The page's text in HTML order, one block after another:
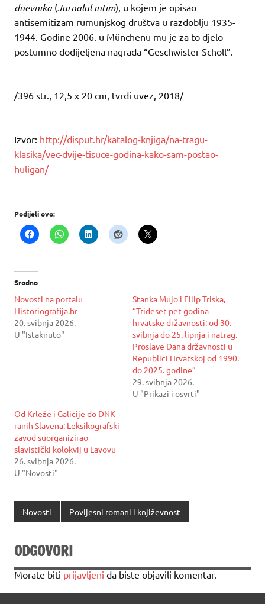
dnevnika(Jurnalul intim), u kojem je opisao
antisemitizam rumunjskog društva u razdoblju 1935-
1944. Godine 2006. u Münchenu mu je za to djelo
postumno dodijeljena nagrada “Geschwister Scholl”.
/396 str., 12,5 x 20 cm, tvrdi uvez, 2018/
Izvor: http://disput.hr/katalog-knjiga/na-tragu-
klasika/vec-dvije-tisuce-godina-kako-sam-postao-
huligan/
Podijeli ovo:
Srodno
Novosti na portalu
Historiografija.hr
20. svibnja 2026.
U "Istaknuto"
Stanka Mujo i Filip Triska,
“Trideset pet godina
hrvatske državnosti: od 30.
svibnja do 25. lipnja i natrag.
Proslave Dana državnosti u
Republici Hrvatskoj od 1990.
do 2025. godine”
29. svibnja 2026.
U "Prikazi i osvrti"
Od Krleže i Galicije do DNK
ranih Slavena: Leksikografski
zavod suorganizirao
slavistički kolokvij u Lavovu
26. svibnja 2026.
U "Novosti"
Novosti Povijesni romani i književnost
ODGOVORI
Morate biti prijavljeni da biste objavili komentar.